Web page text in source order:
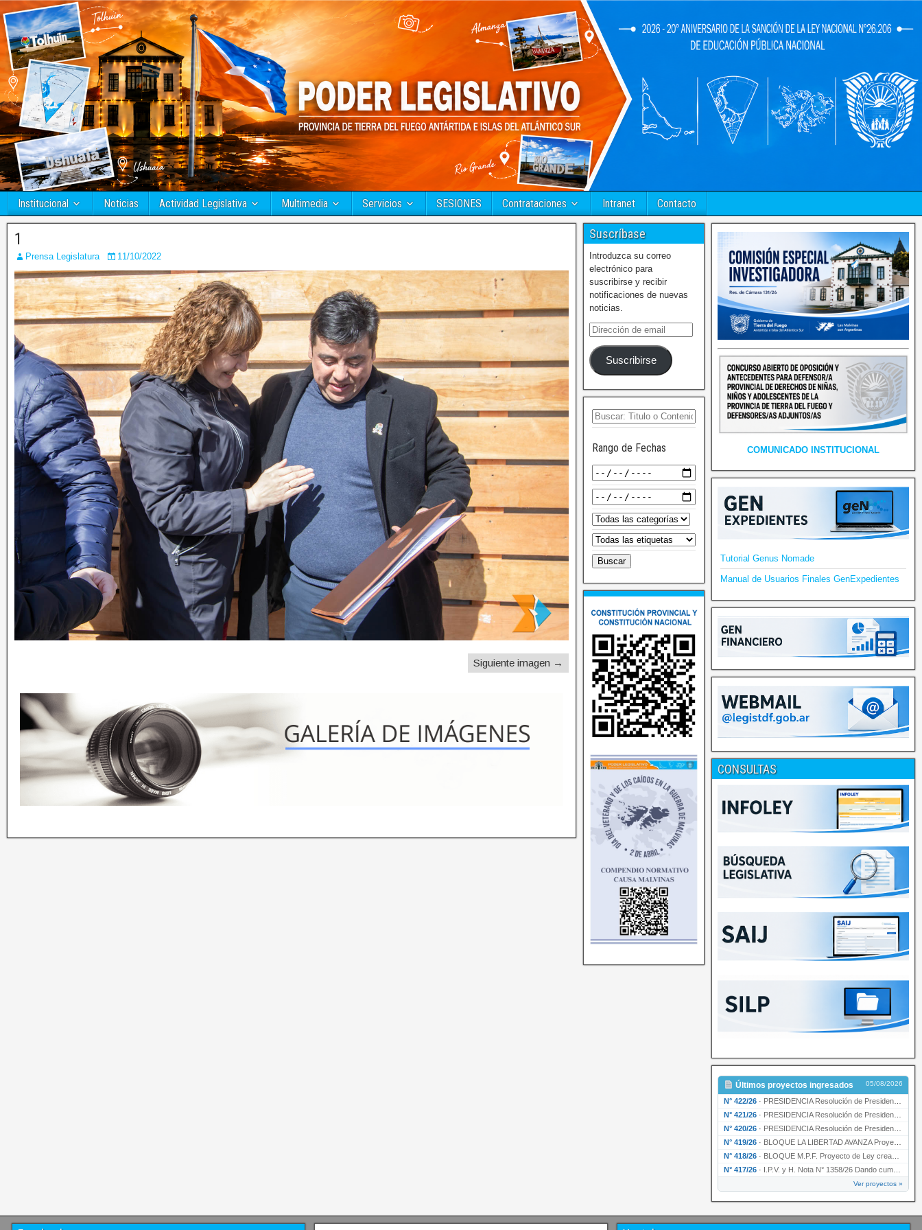
Institucional Noticias Actividad Legislativa Multimedia Servicios SESIONES Contrataciones Intranet Contacto
1
Prensa Legislatura 11/10/2022
Siguiente imagen →
Suscríbase
Introduzca su correo
electrónico para
suscribirse y recibir
notificaciones de nuevas
noticias.
Suscribirse
Rango de Fechas COMUNICADO INSTITUCIONAL
Tutorial Genus Nomade
Manual de Usuarios Finales GenExpedientes
CONSULTAS
Últimos proyectos ingresados 05/08/2026
N° 422/26 · PRESIDENCIA Resolución de Presidencia N° 200/26 para su ratificación.
N° 421/26 · PRESIDENCIA Resolución de Presidencia N° 199/26 para su ratificación.
N° 420/26 · PRESIDENCIA Resolución de Presidencia N° 198/26 para su ratificación.
N° 419/26 · BLOQUE LA LIBERTAD AVANZA Proyecto de Ley declarando la esencialidad del servicio educativ…
N° 418/26 · BLOQUE M.P.F. Proyecto de Ley creando el Ente Único Regulador de servicios públicos de la …
N° 417/26 · I.P.V. y H. Nota N° 1358/26 Dando cumplimiento al artículo 29 de la Ley provincial N° 1399…
Ver proyectos »